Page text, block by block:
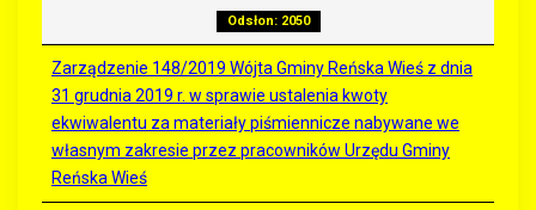
Odsłon: 2050
Zarządzenie 148/2019 Wójta Gminy Reńska Wieś z dnia
31 grudnia 2019 r. w sprawie ustalenia kwoty
ekwiwalentu za materiały piśmiennicze nabywane we
własnym zakresie przez pracowników Urzędu Gminy
Reńska Wieś